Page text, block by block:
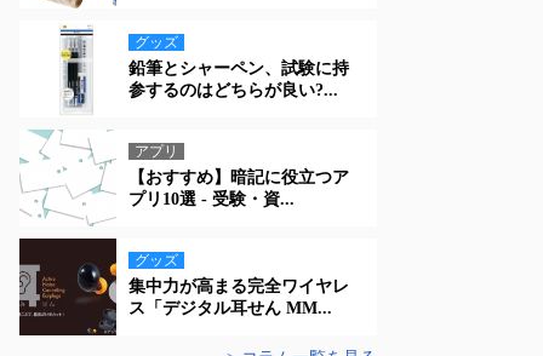
グッズ
鉛筆とシャーペン、試験に持
参するのはどちらが良い?...
アプリ
【おすすめ】暗記に役立つア
プリ10選 - 受験・資...
グッズ
集中力が高まる完全ワイヤレ
ス「デジタル耳せん MM...